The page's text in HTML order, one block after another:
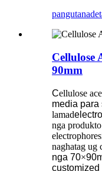
pangutana
Cellulose
90mm
Cellulose
media para
lamad
nga
naghatag ug
nga 70×
customized